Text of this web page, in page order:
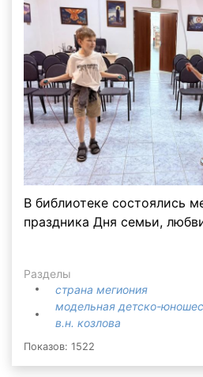
В библиотеке состоялись
праздника Дня семьи,
Разделы
страна мегиония
модельная детско-
в.н. козлова
Показов: 1522